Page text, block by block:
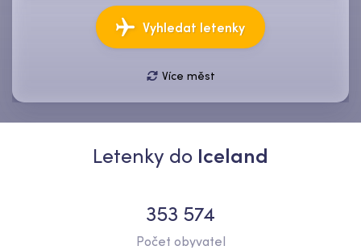
Vyhledat letenky
Více měst
Cestující ,Ekonomický
Letenky do Iceland
353 574
Počet obyvatel